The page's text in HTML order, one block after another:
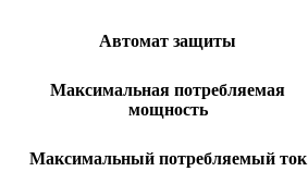
Автомат защиты
Максимальная потребляемая
мощность
Максимальный потребляемый ток